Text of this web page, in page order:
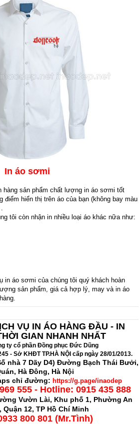
In áo sơmi
hàng sản phẩm chất lượng in áo sơmi tốt
hiển thị trên áo của bạn (không bay màu
tôi còn nhận in nhiều loại áo khác nữa như:
in áo sơmi của chúng tôi quý khách hoàn
sản phẩm, giá cả hợp lý, may và in áo
VỤ IN ÁO HÀNG ĐẦU - IN
GIAN NHANH NHẤT
ty cổ phần Đồng phục Đức Dũng
- Sở KHĐT TP.HÀ NỘI cấp ngày 28/01/2013.
nhà 7 Dãy D4) Đường Bạch Thái Bưởi,
Hà Đông, Hà Nội
chỉ đường: https://g.page/inaodep
555 - Hotline: 0915 435 888
Vườn Lài, Khu phố 1, Phường An
Quận 12, TP Hồ Chí Minh
800 801 (Mr.Tình)